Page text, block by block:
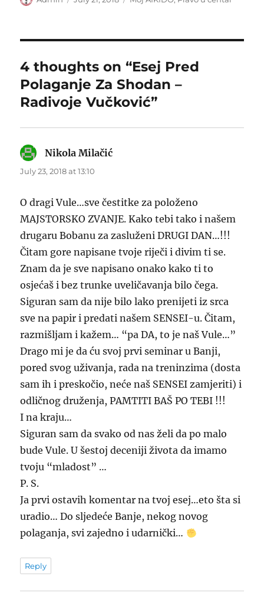
4 thoughts on “Esej Pred
Polaganje Za Shodan –
Radivoje Vučković”
Nikola Milačić
July 23, 2018 at 13:10
O dragi Vule…sve čestitke za položeno
MAJSTORSKO ZVANJE. Kako tebi tako i našem
drugaru Bobanu za zasluženi DRUGI DAN…!!!
Čitam gore napisane tvoje riječi i divim ti se.
Znam da je sve napisano onako kako ti to
osjećaš i bez trunke uveličavanja bilo čega.
Siguran sam da nije bilo lako prenijeti iz srca
sve na papir i predati našem SENSEI-u. Čitam,
razmišljam i kažem… “pa DA, to je naš Vule…”
Drago mi je da ću svoj prvi seminar u Banji,
pored svog uživanja, rada na treninzima (dosta
sam ih i preskočio, neće naš SENSEI zamjeriti) i
odličnog druženja, PAMTITI BAŠ PO TEBI !!!
I na kraju…
Siguran sam da svako od nas želi da po malo
bude Vule. U šestoj deceniji života da imamo
tvoju “mladost” …
P. S.
Ja prvi ostavih komentar na tvoj esej…eto šta si
uradio… Do sljedeće Banje, nekog novog
polaganja, svi zajedno i udarnički…
Reply